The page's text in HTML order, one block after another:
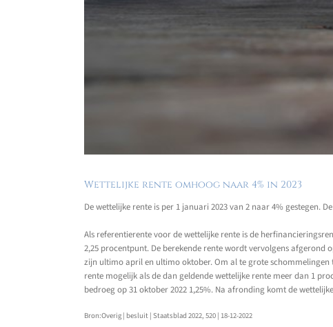
Wettelijke rente omhoog naar 4% in 2023
De wettelijke rente is per 1 januari 2023 van 2 naar 4% gestegen.
Als referentierente voor de wettelijke rente is de
2,25 procentpunt. De berekende rente wordt vervolgens
zijn ultimo april en ultimo oktober. Om al te grote
rente mogelijk als de dan geldende wettelijke rente meer dan 1
bedroeg op 31 oktober 2022 1,25%. Na afronding komt de
Bron:Overig | besluit | Staatsblad 2022, 520 | 18-12-2022